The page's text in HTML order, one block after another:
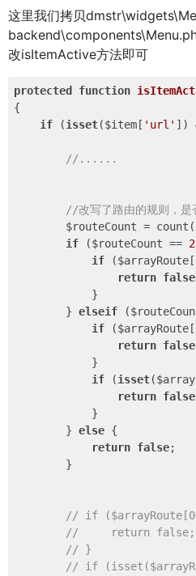
这里我们拷贝
改isItemActive方法即可
protected function
{
if (isset($item[ 'url' ])
//......
//改写了路由的规则，
$routeCount =
if ($routeCount == 2
if ($arrayRoute[
return false
            }
        }
elseif
if ($arrayRoute[
return false
            }
if (isset
return false
            }
        }
else {
return false;
        }
// if
//     return false;
// }
// if